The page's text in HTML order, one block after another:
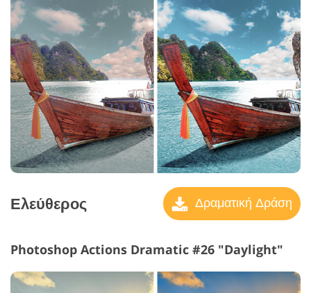
Ελεύθερος Δραματική Δράση
Photoshop Actions Dramatic #26 "Daylight"